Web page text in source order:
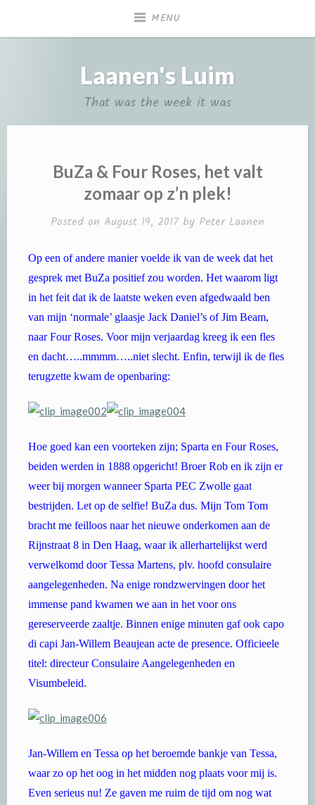
MENU
Laanen's Luim
That was the week it was
BuZa & Four Roses, het valt
zomaar op z’n plek!
Posted on August 19, 2017 by Peter Laanen
Op een of andere manier voelde ik van de week dat het
gesprek met BuZa positief zou worden. Het waarom ligt
in het feit dat ik de laatste weken even afgedwaald ben
van mijn ‘normale’ glaasje Jack Daniel’s of Jim Beam,
naar Four Roses. Voor mijn verjaardag kreeg ik een fles
en dacht…..mmmm…..niet slecht. Enfin, terwijl ik de fles
terugzette kwam de openbaring:
Hoe goed kan een voorteken zijn; Sparta en Four Roses,
beiden werden in 1888 opgericht! Broer Rob en ik zijn er
weer bij morgen wanneer Sparta PEC Zwolle gaat
bestrijden. Let op de selfie! BuZa dus. Mijn Tom Tom
bracht me feilloos naar het nieuwe onderkomen aan de
Rijnstraat 8 in Den Haag, waar ik allerhartelijkst werd
verwelkomd door Tessa Martens, plv. hoofd consulaire
aangelegenheden. Na enige rondzwervingen door het
immense pand kwamen we aan in het voor ons
gereserveerde zaaltje. Binnen enige minuten gaf ook capo
di capi Jan-Willem Beaujean acte de presence. Officieele
titel: directeur Consulaire Aangelegenheden en
Visumbeleid.
Jan-Willem en Tessa op het beroemde bankje van Tessa,
waar zo op het oog in het midden nog plaats voor mij is.
Even serieus nu! Ze gaven me ruim de tijd om nog wat